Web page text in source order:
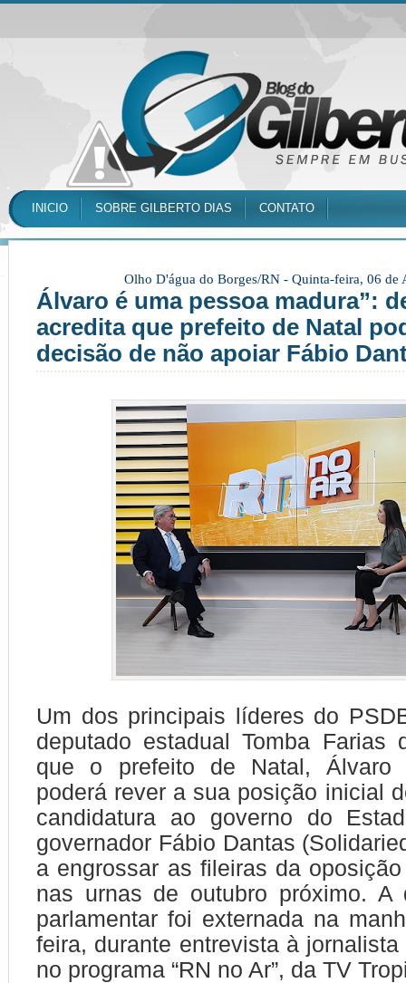
INICIO SOBRE GILBERTO DIAS CONTATO
Olho D'água do Borges/RN - Quinta-feira, 06 de
Álvaro é uma pessoa madura”:
acredita que prefeito de Natal
decisão de não apoiar Fábio
Um dos principais líderes do
deputado estadual Tomba Farias
que o prefeito de Natal, Álvaro
poderá rever a sua posição inicial
candidatura ao governo do
governador Fábio Dantas
a engrossar as fileiras da
nas urnas de outubro próximo. A
parlamentar foi externada na
feira, durante entrevista à
no programa “RN no Ar”, da TV